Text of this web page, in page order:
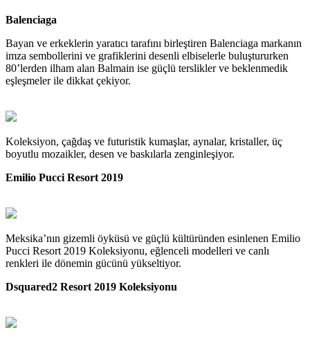
Balenciaga
Bayan ve erkeklerin yaratıcı tarafını birleştiren Balenciaga markanın
imza sembollerini ve grafiklerini desenli elbiselerle buluştururken
80’lerden ilham alan Balmain ise güçlü terslikler ve beklenmedik
eşleşmeler ile dikkat çekiyor.
Koleksiyon, çağdaş ve futuristik kumaşlar, aynalar, kristaller, üç
boyutlu mozaikler, desen ve baskılarla zenginleşiyor.
Emilio Pucci Resort 2019​
Meksika’nın gizemli öyküsü ve güçlü kültüründen esinlenen Emilio
Pucci Resort 2019 Koleksiyonu, eğlenceli modelleri ve canlı
renkleri ile dönemin gücünü yükseltiyor.
Dsquared2 Resort 2019 Koleksiyonu